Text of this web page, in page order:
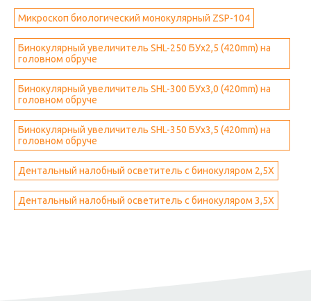
Микроскоп биологический монокулярный ZSP-104
Бинокулярный увеличитель SHL-250 БУх2,5 (420mm) на
головном обруче
Бинокулярный увеличитель SHL-300 БУх3,0 (420mm) на
головном обруче
Бинокулярный увеличитель SHL-350 БУх3,5 (420mm) на
головном обруче
Дентальный налобный осветитель с бинокуляром 2,5Х
Дентальный налобный осветитель с бинокуляром 3,5Х